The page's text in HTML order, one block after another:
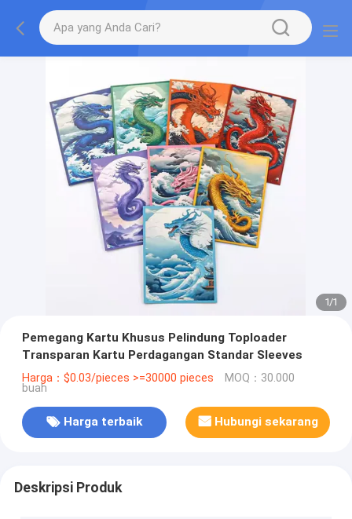
1/1
Pemegang Kartu Khusus Pelindung Toploader
Transparan Kartu Perdagangan Standar Sleeves
Harga：$0.03/pieces >=30000 pieces MOQ：30.000
buah
Harga terbaik Hubungi sekarang
Deskripsi Produk